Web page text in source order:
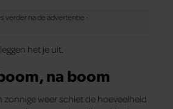
het je uit.
na boom
weer schiet de hoeveelheid